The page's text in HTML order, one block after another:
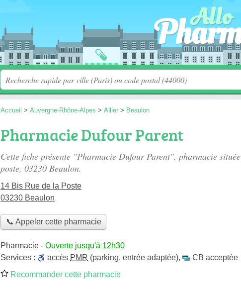
Accueil > Auvergne-Rhône-Alpes > Allier > Beaulon
Pharmacie Dufour Parent
Cette fiche présente "Pharmacie Dufour Parent", pharmacie située
poste, 03230 Beaulon.
14 Bis Rue de la Poste
03230 Beaulon
📞 Appeler cette pharmacie
Pharmacie - Ouverte jusqu'à 12h30
Services :
accès PMR (parking, entrée adaptée),
CB acceptée
Recommander cette pharmacie